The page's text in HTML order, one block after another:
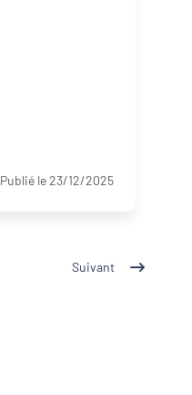
Publié le 23/12/2025
Suivant